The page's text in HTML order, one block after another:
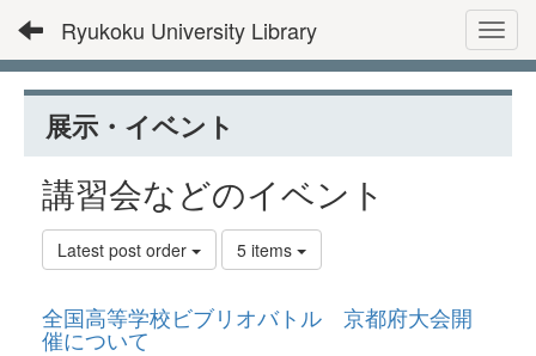
Ryukoku University Library
展示・イベント
講習会などのイベント
Latest post order 5 items
全国高等学校ビブリオバトル 京都府大会開
催について